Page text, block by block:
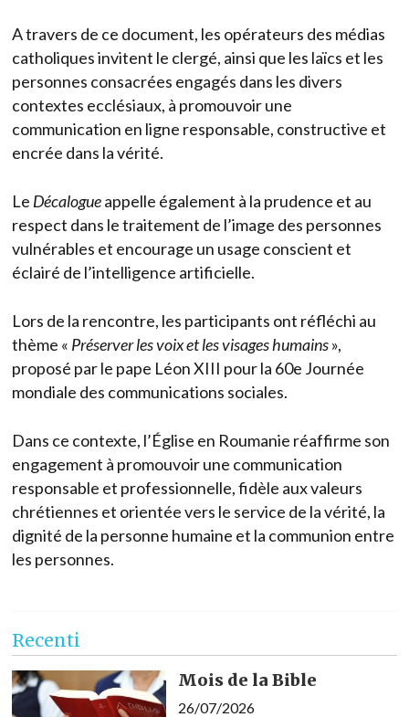
A travers de ce document, les opérateurs des médias
catholiques invitent le clergé, ainsi que les laïcs et les
personnes consacrées engagés dans les divers
contextes ecclésiaux, à promouvoir une
communication en ligne responsable, constructive et
encrée dans la vérité.
Le Décalogueappelle également à la prudence et au
respect dans le traitement de l’image des personnes
vulnérables et encourage un usage conscient et
éclairé de l’intelligence artificielle.
Lors de la rencontre, les participants ont réfléchi au
thème « Préserverlesvoixetlesvisageshumains»,
proposé par le pape Léon XIII pour la 60e Journée
mondiale des communications sociales.
Dans ce contexte, l’Église en Roumanie réaffirme son
engagement à promouvoir une communication
responsable et professionnelle, fidèle aux valeurs
chrétiennes et orientée vers le service de la vérité, la
dignité de la personne humaine et la communion entre
les personnes.
Recenti
Mois de la Bible
26/07/2026